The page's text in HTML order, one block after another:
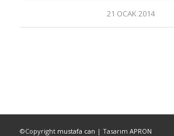
21 OCAK 2014
©Copyright mustafa can | Tasarım APRON